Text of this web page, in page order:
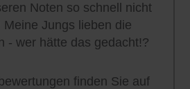
Noten so schnell nicht
Jungs lieben die
- wer hätte das gedacht!?
finden Sie auf